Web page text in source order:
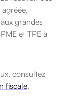
grandes
et TPE à
consultez
fiscale.